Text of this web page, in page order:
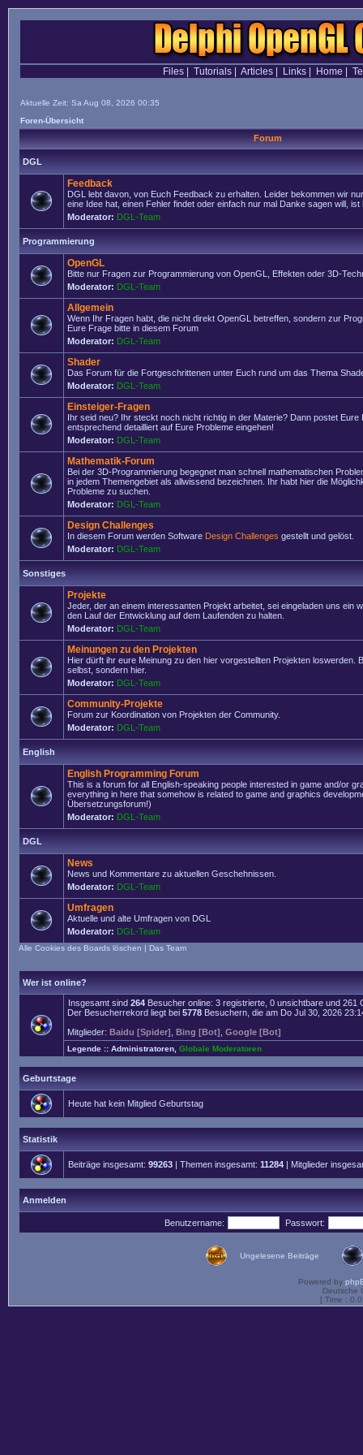
Files| Tutorials| Articles| Links| Home
Aktuelle Zeit: Sa Aug 08, 2026 00:35
Foren-Übersicht
Forum
DGL
Feedback
DGL lebt davon, von Euch Feedback zu erhalten. Leider bekommen wir
eine Idee hat, einen Fehler findet oder einfach nur mal Danke sagen will, ist
Moderator: DGL-Team
Programmierung
OpenGL
Bitte nur Fragen zur Programmierung von OpenGL, Effekten oder 3D-
Moderator: DGL-Team
Allgemein
Wenn Ihr Fragen habt, die nicht direkt OpenGL betreffen, sondern zur
Eure Frage bitte in diesem Forum
Moderator: DGL-Team
Shader
Das Forum für die Fortgeschrittenen unter Euch rund um das Thema
Moderator: DGL-Team
Einsteiger-Fragen
Ihr seid neu? Ihr steckt noch nicht richtig in der Materie? Dann postet Eure
entsprechend detailliert auf Eure Probleme eingehen!
Moderator: DGL-Team
Mathematik-Forum
Bei der 3D-Programmierung begegnet man schnell mathematischen
in jedem Themengebiet als allwissend bezeichnen. Ihr habt hier die
Probleme zu suchen.
Moderator: DGL-Team
Design Challenges
In diesem Forum werden Software Design Challenges gestellt und gelöst.
Moderator: DGL-Team
Sonstiges
Projekte
Jeder, der an einem interessanten Projekt arbeitet, sei eingeladen uns ein
den Lauf der Entwicklung auf dem Laufenden zu halten.
Moderator: DGL-Team
Meinungen zu den Projekten
Hier dürft ihr eure Meinung zu den hier vorgestellten Projekten loswerden.
selbst, sondern hier.
Moderator: DGL-Team
Community-Projekte
Forum zur Koordination von Projekten der Community.
Moderator: DGL-Team
English
English Programming Forum
This is a forum for all English-speaking people interested in game and/or
everything in here that somehow is related to game and graphics
Übersetzungsforum!)
Moderator: DGL-Team
DGL
News
News und Kommentare zu aktuellen Geschehnissen.
Moderator: DGL-Team
Umfragen
Aktuelle und alte Umfragen von DGL
Moderator: DGL-Team
Alle Cookies des Boards löschen | Das Team
Wer ist online?
Insgesamt sind 264 Besucher online: 3 registrierte, 0 unsichtbare und
Der Besucherrekord liegt bei 5778 Besuchern, die am Do Jul 30, 2026
Mitglieder: Baidu [Spider] Bing [Bot] Google [Bot]
Legende :: Administratoren Globale Moderatoren
Geburtstage
Heute hat kein Mitglied Geburtstag
Statistik
Beiträge insgesamt: 99263 | Themen insgesamt: 11284 | Mitglieder
Anmelden
Benutzername: Passwort:
Ungelesene Beiträge
Powered by
Deutsche
[ Time :